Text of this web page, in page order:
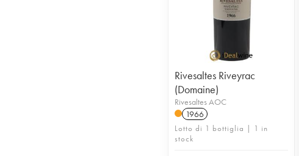
Rivesaltes Riveyrac
(Domaine)
Rivesaltes AOC
1966
Lotto di 1 bottiglia | 1 in
stock